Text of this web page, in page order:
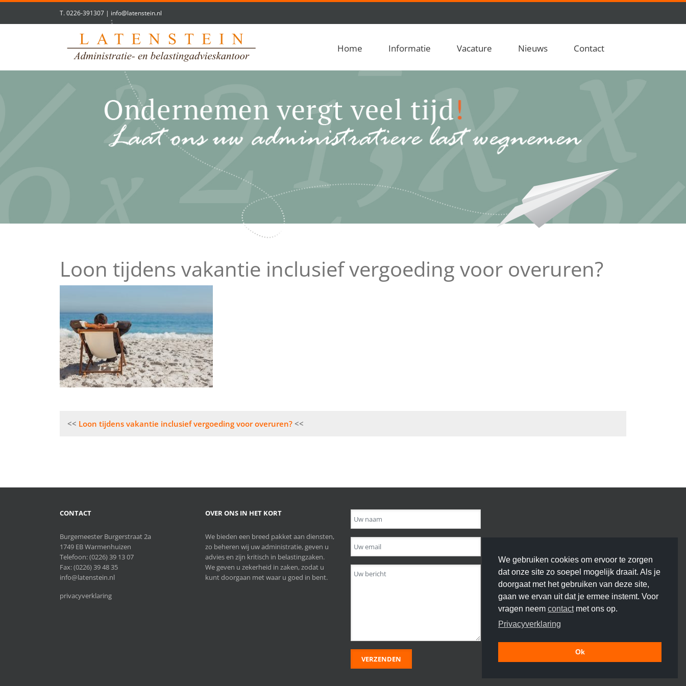
T.0226-391307 | info@latenstein.nl
Home Informatie Vacature Nieuws Contact
Loon tijdens vakantie inclusief vergoeding voor overuren?
Bericht
Loon tijdens vakantie inclusief vergoeding voor overuren?
CONTACT
Burgemeester Burgerstraat 2a
1749 EB Warmenhuizen
Telefoon:(0226) 39 13 07
Fax: (0226) 39 48 35
info@latenstein.nl
privacyverklaring
OVER ONS IN HET KORT
We bieden een breed pakket aan diensten,
zo beheren wij uw administratie, geven u
advies en zijn kritisch in belastingzaken.
We geven u zekerheid in zaken, zodat u
kunt doorgaan met waar u goed in bent.
We gebruiken cookies om ervoor te zorgen
dat onze site zo soepel mogelijk draait. Als je
doorgaat met het gebruiken van deze site,
gaan we ervan uit dat je ermee instemt. Voor
vragen neem contactmet ons op.
Privacyverklaring
Ok